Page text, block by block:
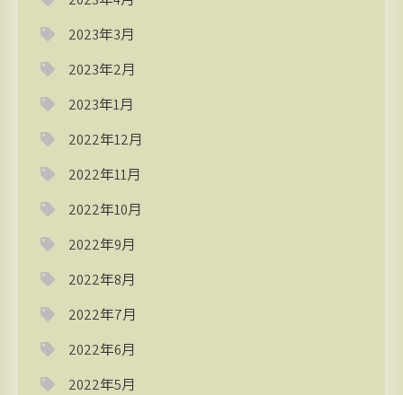
2023年3月
2023年2月
2023年1月
2022年12月
2022年11月
2022年10月
2022年9月
2022年8月
2022年7月
2022年6月
2022年5月